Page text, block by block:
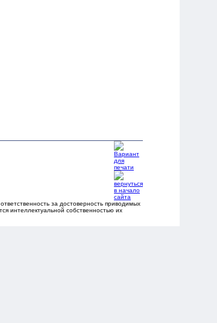
за достоверность приводимых
интеллектуальной собственностью их